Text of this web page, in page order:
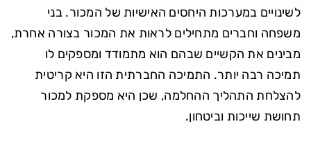
לשינויים במערכות היחסים האישיות של המכור. בני
משפחה וחברים מתחילים לראות את המכור בצורה אחרת,
מבינים את הקשיים שבהם הוא מתמודד ומספקים לו
תמיכה רבה יותר. התמיכה החברתית הזו היא קריטית
להצלחת התהליך ההחלמה, שכן היא מספקת למכור
תחושת שייכות וביטחון.